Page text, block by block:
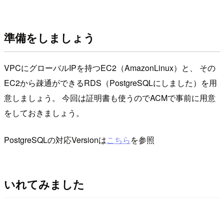
準備をしましょう
VPCにグローバルIPを持つEC2（AmazonLinux）と、 その
EC2から疎通ができるRDS（PostgreSQLにしました）を用
意しましょう。 今回は証明書も使うのでACMで事前に用意
をしておきましょう。
PostgreSQLの対応Versionはこちらを参照
いれてみました